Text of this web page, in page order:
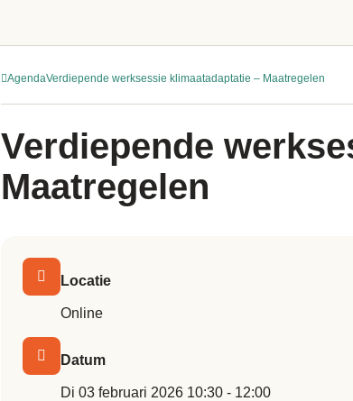
AgendaVerdiepende werksessie klimaatadaptatie – Maatregelen
Verdiepende
Maatregelen
Locatie
Online
Datum
di 03 februari 2026 10:30 - 12:00